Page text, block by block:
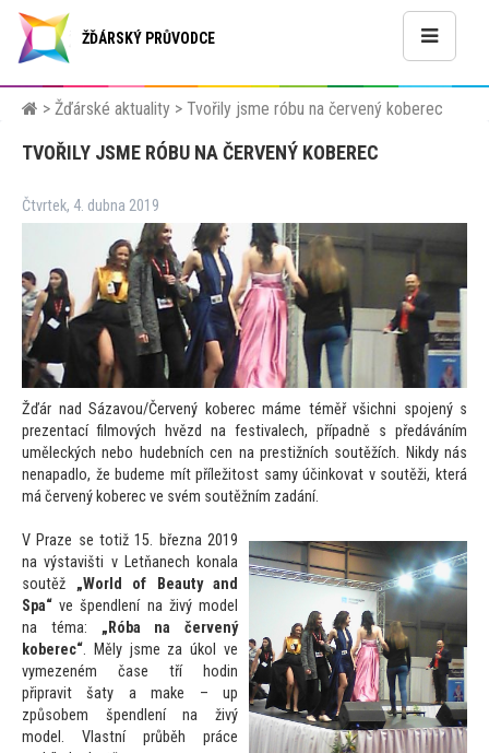
ŽĎÁRSKÝ PRŮVODCE
> Žďárské aktuality > Tvořily jsme róbu na červený koberec
TVOŘILY JSME RÓBU NA ČERVENÝ KOBEREC
Čtvrtek, 4. dubna 2019
Žďár nad Sázavou/Červený koberec máme téměř všichni spojený s
prezentací filmových hvězd na festivalech, případně s předáváním
uměleckých nebo hudebních cen na prestižních soutěžích. Nikdy nás
nenapadlo, že budeme mít příležitost samy účinkovat v soutěži, která
má červený koberec ve svém soutěžním zadání.
V Praze se totiž 15. března 2019
na výstavišti v Letňanech konala
soutěž „World of Beauty and
Spa“ve špendlení na živý model
na téma: „Róba na červený
koberec“. Měly jsme za úkol ve
vymezeném čase tří hodin
připravit šaty a make – up
způsobem špendlení na živý
model. Vlastní průběh práce